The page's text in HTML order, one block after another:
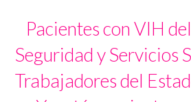
Pacientes con VIH
Seguridad y Servicios
Trabajadores del